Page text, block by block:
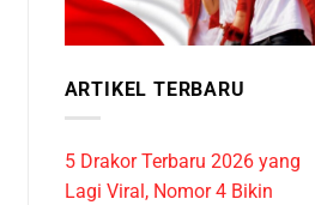
ARTIKEL TERBARU
5 Drakor Terbaru 2026 yang
Lagi Viral, Nomor 4 Bikin